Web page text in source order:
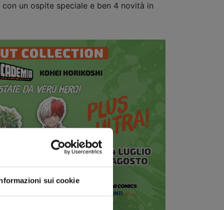
sui cookie
un ospite speciale e ben 4 novità in